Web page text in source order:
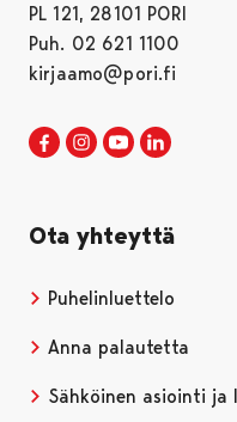
PL 121, 28101 PORI
Puh. 02 621 1100
kirjaamo@pori.fi
Porin kaupunki
Avautuu uudessa
Porin kaupunki
Avautuu
Porin
Avautuu
Ota yhteyttä
Puhelinluettelo
Anna palautetta
Sähköinen asiointi ja